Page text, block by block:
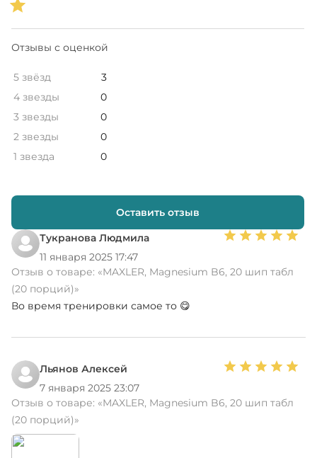
Тукранова Людмила
11 января 2025 17:47
Отзыв о товаре: «MAXLER, Magnesium B6, 20 шип табл
(20 порций)»
Во время тренировки самое то 😋
Льянов Алексей
7 января 2025 23:07
Отзыв о товаре: «MAXLER, Magnesium B6, 20 шип табл
(20 порций)»
Отзывы с оценкой
5 звёзд
3
4 звезды
0
3 звезды
0
2 звезды
0
1 звезда
0
Оставить отзыв